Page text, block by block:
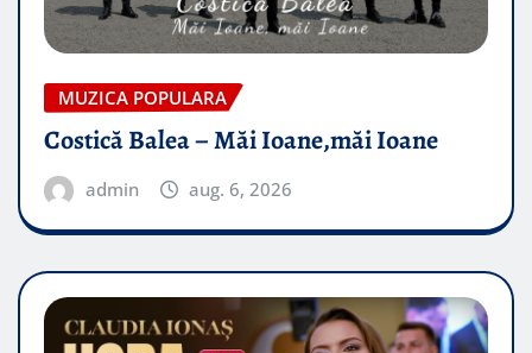
MUZICA POPULARA
Costică Balea – Măi Ioane,măi Ioane
admin aug. 6, 2026